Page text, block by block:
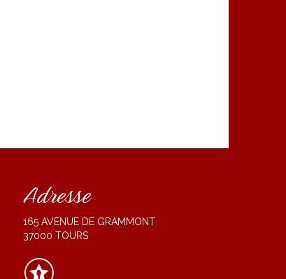
Adresse
165 AVENUE DE GRAMMONT
37000 TOURS